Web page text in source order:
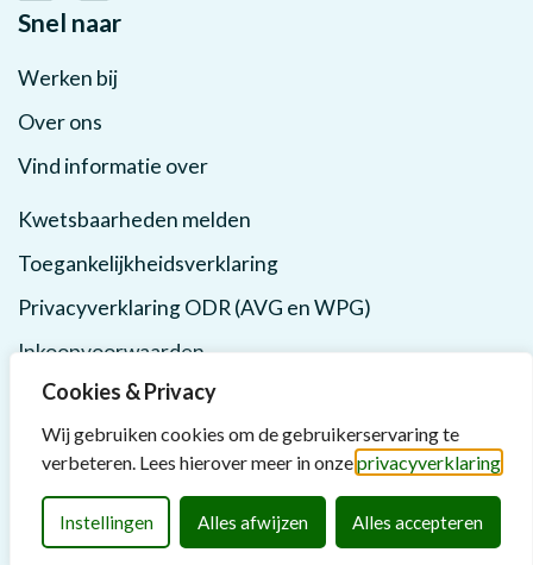
Cookies & Privacy
Wij gebruiken cookies om de gebruikerservaring te
verbeteren. Lees hierover meer in onzeprivacyverklaring
Instellingen Alles afwijzen Alles accepteren
Snel naar
Werken bij
Over ons
Vind informatie over
Kwetsbaarheden melden
Toegankelijkheidsverklaring
Privacyverklaring ODR (AVG en WPG)
Inkoopvoorwaarden